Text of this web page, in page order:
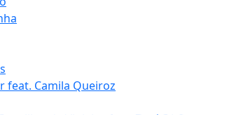
feat. Camila Queiroz